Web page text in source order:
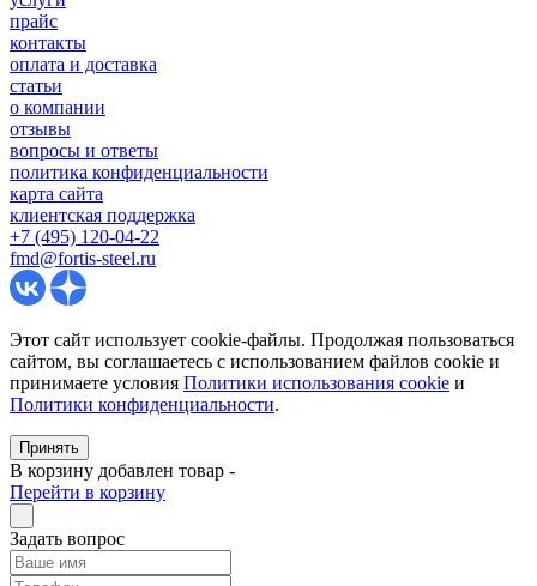
прайс
контакты
оплата и доставка
статьи
о компании
отзывы
вопросы и ответы
политика конфиденциальности
карта сайта
клиентская поддержка
+7 (495) 120-04-22
fmd@fortis-steel.ru
Этот сайт использует cookie-файлы. Продолжая пользоваться
сайтом, вы соглашаетесь с использованием файлов cookie и
принимаете условия Политики использования cookie и
Политики конфиденциальности.
Принять
В корзину добавлен товар -
Перейти в корзину
Задать вопрос